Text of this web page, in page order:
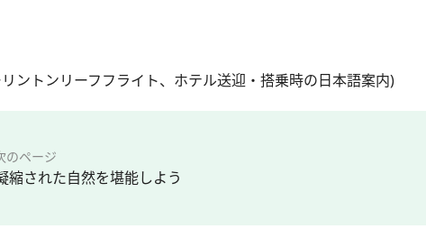
トンリーフフライト、ホテル送迎・搭乗時の日本語案内)
のページ
縮された自然を堪能しよう